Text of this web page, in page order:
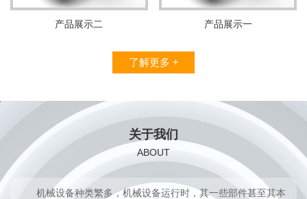
产品展示二 产品展示一
了解更多 +
关于我们
ABOUT
机械设备种类繁多，机械设备运行时，其一些部件甚至其本